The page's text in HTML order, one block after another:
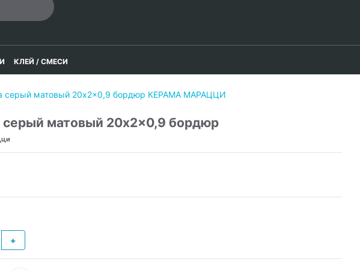
КЛЕЙ / СМЕСИ
серый матовый 20x2x0,9 бордюр КЕРАМА МАРАЦЦИ
серый матовый 20x2x0,9 бордюр
+